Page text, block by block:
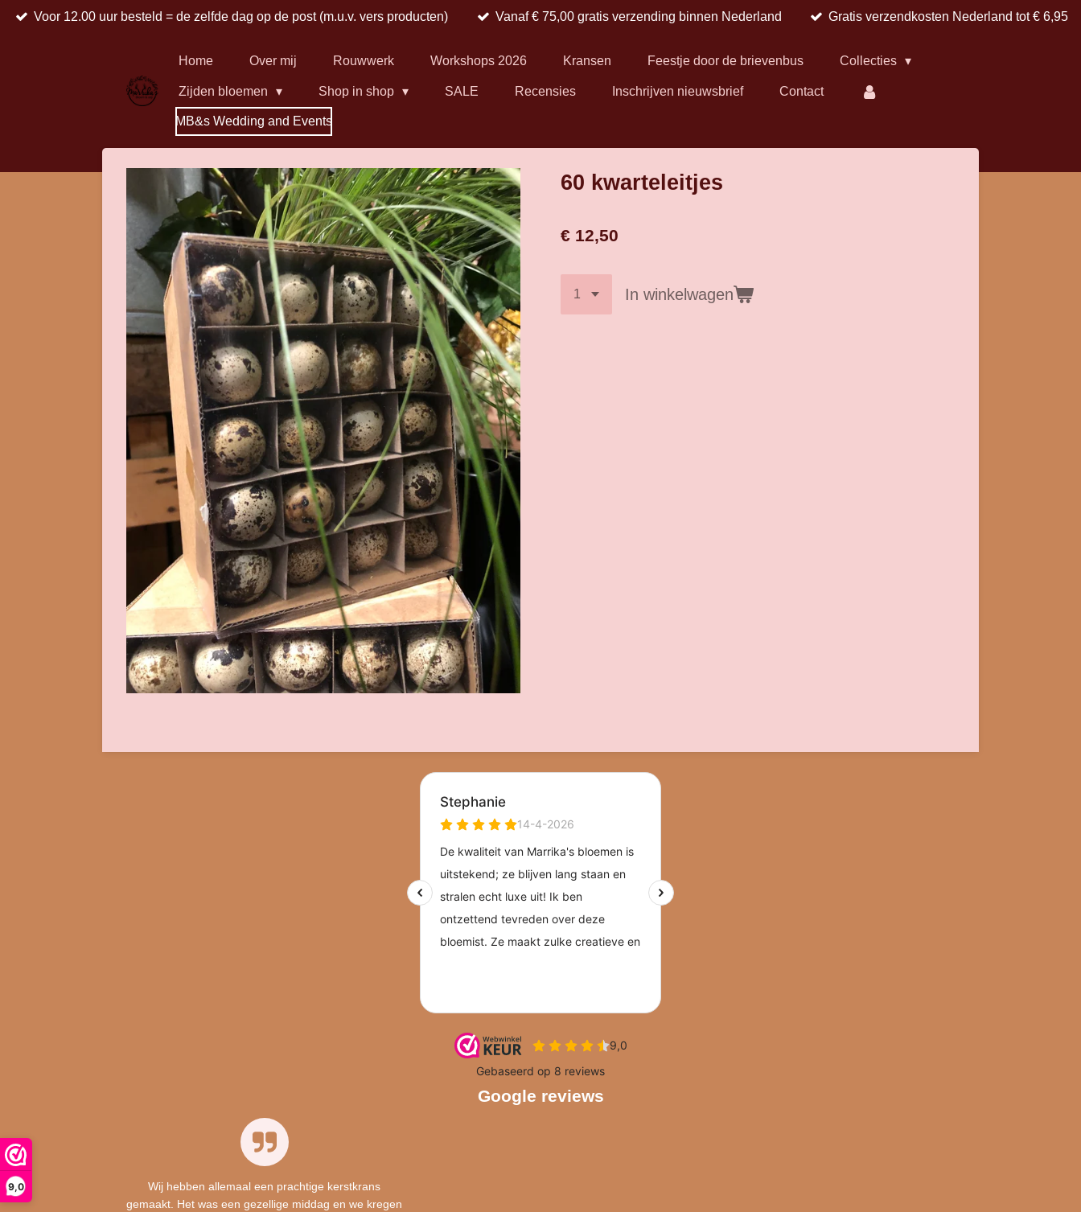
9,0
Ga
Voor 12.00 uur besteld = de zelfde dag op de post (m.u.v. vers producten) Vanaf € 75,00 gratis verzending binnen Nederland Gratis verzendkosten Nederland tot € 6,95
Home Over mij Rouwwerk Workshops 2026 Kransen Feestje door de brievenbus Collecties
Zijden bloemen Shop in shop SALE Recensies Inschrijven nieuwsbrief Contact
MB&s Wedding and Events
60 kwarteleitjes
€ 12,50
In winkelwagen
Google reviews
Wij hebben allemaal een prachtige kerstkrans
gemaakt. Het was een gezellige middag en we kregen